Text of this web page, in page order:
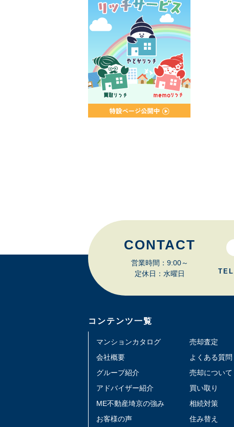
CONTACT
営業時間：9:00～
定休日：水曜日
TEL
コンテンツ一覧
マンションカタログ
会社概要
グループ紹介
アドバイザー紹介
ME不動産埼京の強み
お客様の声
売却査定
よくある質問
売却について
買い取り
相続対策
住み替え